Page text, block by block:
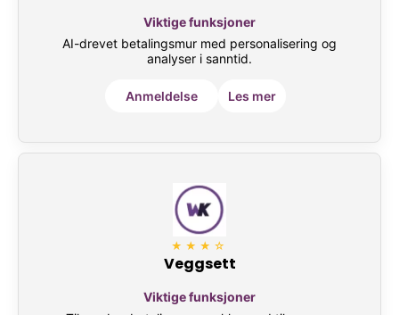
Viktige funksjoner
AI-drevet betalingsmur med personalisering og
analyser i sanntid.
Anmeldelse Les mer
★★★☆
Veggsett
Viktige funksjoner